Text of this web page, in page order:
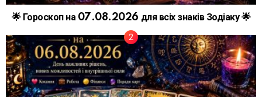
🌟 Гороскоп на 07.08.2026 для всіх знаків Зодіаку 🌟